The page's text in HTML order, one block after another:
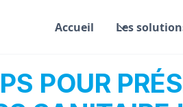
Accueil Les
POUR